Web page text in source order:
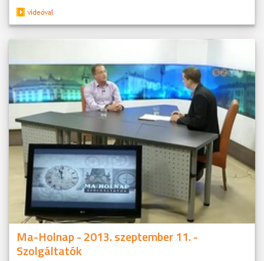
Ma-Holnap - 2013. szeptember 11. -
Szolgáltatók